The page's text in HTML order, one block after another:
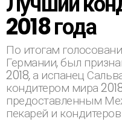
2018 года
По итогам
Германии, был
2018, а испанец
кондитером мира
предоставленным
пекарей и